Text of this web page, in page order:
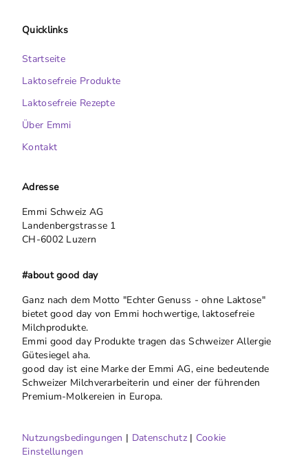
Quicklinks
Startseite
Laktosefreie Produkte
Laktosefreie Rezepte
Über Emmi
Kontakt
Adresse
Emmi Schweiz AG
Landenbergstrasse 1
CH-6002 Luzern
#about good day
Ganz nach dem Motto "Echter Genuss - ohne Laktose"
bietet good day von Emmi hochwertige, laktosefreie
Milchprodukte.
Emmi good day Produkte tragen das Schweizer Allergie
Gütesiegel aha.
good day ist eine Marke der Emmi AG, eine bedeutende
Schweizer Milchverarbeiterin und einer der führenden
Premium-Molkereien in Europa.
Nutzungsbedingungen | Datenschutz| Cookie
Einstellungen